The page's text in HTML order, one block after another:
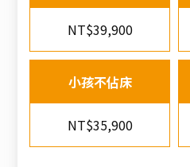
NT$39,900
小孩不佔床
NT$35,900